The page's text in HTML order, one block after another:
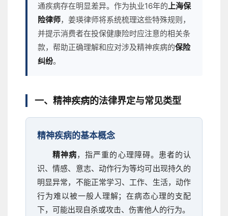
通疾病存在明显差异。作为执业16年的上海保
险律师，姜瑛律师将系统梳理这些特殊规则，
并提示消费者在投保健康险时应注意的相关条
款，帮助正确理解和应对涉及精神疾病的保险
纠纷。
一、精神疾病的法律界定与常见类型
精神疾病的基本概念
精神病，指严重的心理障碍。患者的认
识、情感、意志、动作行为等均可出现持久的
明显异常，不能正常学习、工作、生活，动作
行为难以被一般人理解；在病态心理的支配
下，可能出现自杀或攻击、伤害他人的行为。